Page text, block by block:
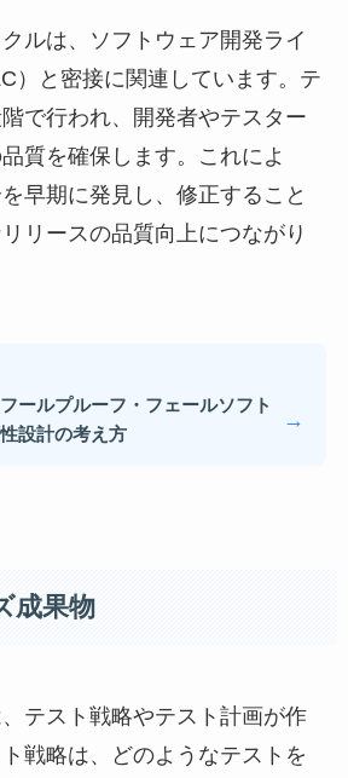
ルは、ソフトウェア開発ライ
）と密接に関連しています。テ
で行われ、開発者やテスター
質を確保します。これによ
早期に発見し、修正すること
リースの品質向上につながり
ールプルーフ・フェールソフト
設計の考え方
→
成果物
テスト戦略やテスト計画が作
戦略は、どのようなテストを